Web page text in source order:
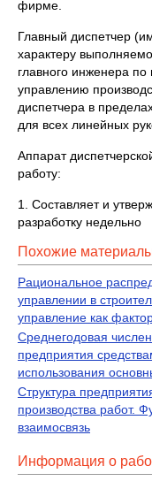
фирме.
Главный диспетчер
характеру
главного инженера по
управлению
диспетчера в
для всех линейных
Аппарат
работу:
1. Составляет и
разработку недельно
Похожие
Рациональное
управлении в
управление как
Среднегодовая
предприятия
использования
Структура
производства работ.
взаимосвязь
Информация о